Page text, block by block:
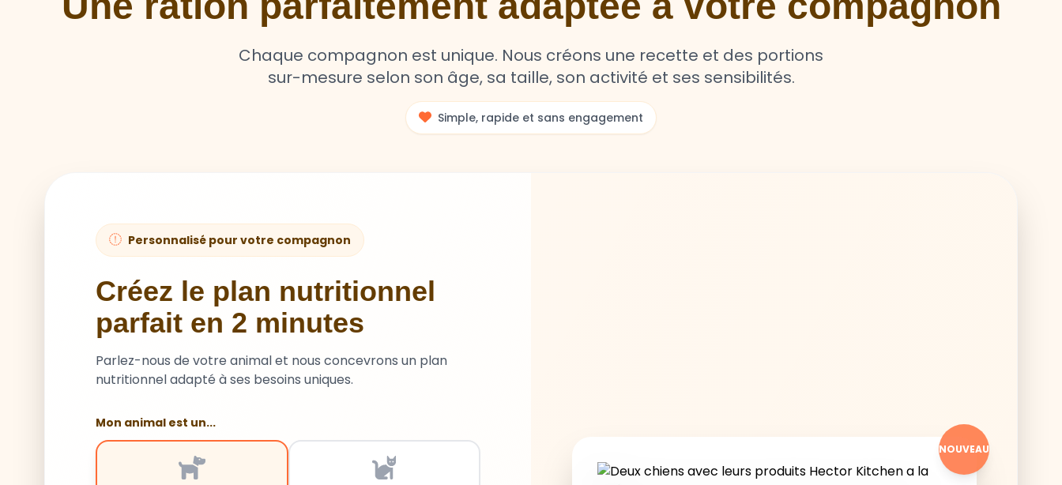
Chaque compagnon est unique. Nous créons une recette et des portions
sur-mesure selon son âge, sa taille, son activité et ses sensibilités.
Simple, rapide et sans engagement
Personnalisé pour votre compagnon
Créez le plan nutritionnel
parfait en 2 minutes
Parlez-nous de votre animal et nous concevrons un plan
nutritionnel adapté à ses besoins uniques.
Mon animal est un...
NOUVEAU